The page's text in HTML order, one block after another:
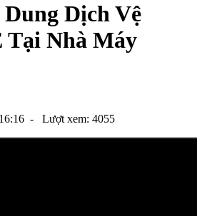
Dịch Vệ
Tại Nhà Máy
- Lượt xem: 4055